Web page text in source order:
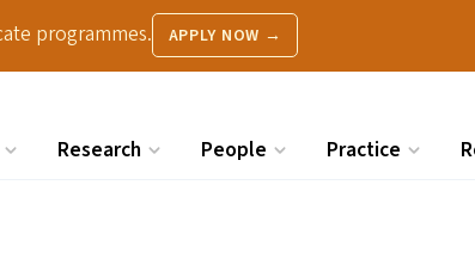
programmes. APPLY NOW →
Research People Practice